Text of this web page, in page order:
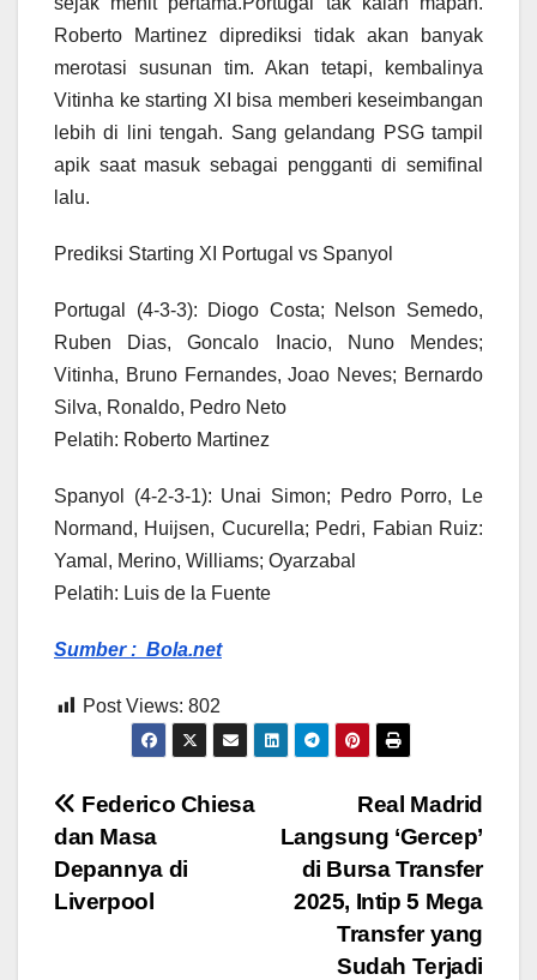
Roberto Martinez diprediksi tidak akan banyak
merotasi susunan tim. Akan tetapi, kembalinya
Vitinha ke starting XI bisa memberi keseimbangan
lebih di lini tengah. Sang gelandang PSG tampil
apik saat masuk sebagai pengganti di semifinal
lalu.
Prediksi Starting XI Portugal vs Spanyol
Portugal (4-3-3): Diogo Costa; Nelson Semedo,
Ruben Dias, Goncalo Inacio, Nuno Mendes;
Vitinha, Bruno Fernandes, Joao Neves; Bernardo
Silva, Ronaldo, Pedro Neto
Pelatih: Roberto Martinez
Spanyol (4-2-3-1): Unai Simon; Pedro Porro, Le
Normand, Huijsen, Cucurella; Pedri, Fabian Ruiz:
Yamal, Merino, Williams; Oyarzabal
Pelatih: Luis de la Fuente
Sumber : Bola.net
Post Views: 802
Post
navigation
Real Madrid
Langsung ‘Gercep’
di Bursa Transfer
2025, Intip 5 Mega
Transfer yang
Sudah Terjadi
Federico Chiesa
dan Masa
Depannya di
Liverpool